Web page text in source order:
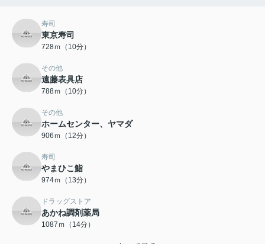
寿司
東京寿司
728ｍ（10分）
その他
遠藤表具店
788ｍ（10分）
その他
ホームセンター、ヤマダ
906ｍ（12分）
寿司
やまひこ鮨
974ｍ（13分）
ドラッグストア
あかね調剤薬局
1087ｍ（14分）